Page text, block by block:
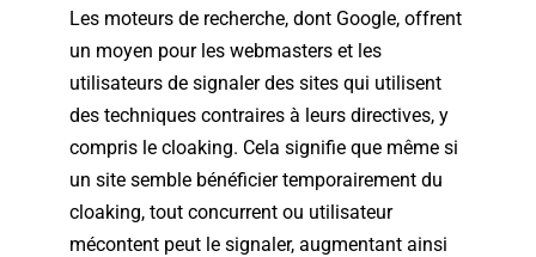
Les moteurs de recherche, dont Google, offrent
un moyen pour les webmasters et les
utilisateurs de signaler des sites qui utilisent
des techniques contraires à leurs directives, y
compris le cloaking. Cela signifie que même si
un site semble bénéficier temporairement du
cloaking, tout concurrent ou utilisateur
mécontent peut le signaler, augmentant ainsi